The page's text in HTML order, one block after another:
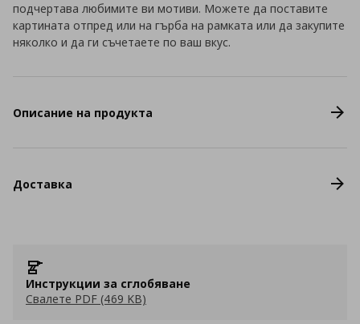
подчертава любимите ви мотиви. Можете да поставите
картината отпред или на гърба на рамката или да закупите
няколко и да ги съчетаете по ваш вкус.
Описание на продукта
Доставка
Инструкции за сглобяване
Свалете PDF (469 KB)